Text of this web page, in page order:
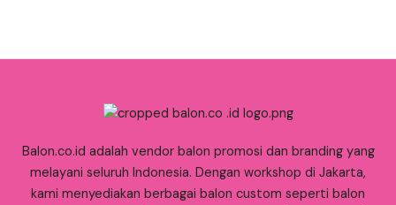
Balon.co.id adalah vendor balon promosi dan branding yang
melayani seluruh Indonesia. Dengan workshop di Jakarta,
kami menyediakan berbagai balon custom seperti balon